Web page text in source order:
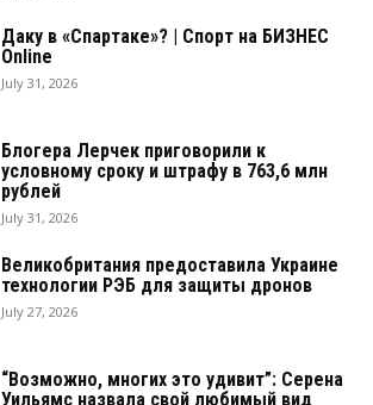
Даку в «Спартаке»? | Спорт на БИЗНЕС
Online
July 31, 2026
Блогера Лерчек приговорили к
условному сроку и штрафу в 763,6 млн
рублей
July 31, 2026
Великобритания предоставила Украине
технологии РЭБ для защиты дронов
July 27, 2026
“Возможно, многих это удивит”: Серена
Уильямс назвала свой любимый вид